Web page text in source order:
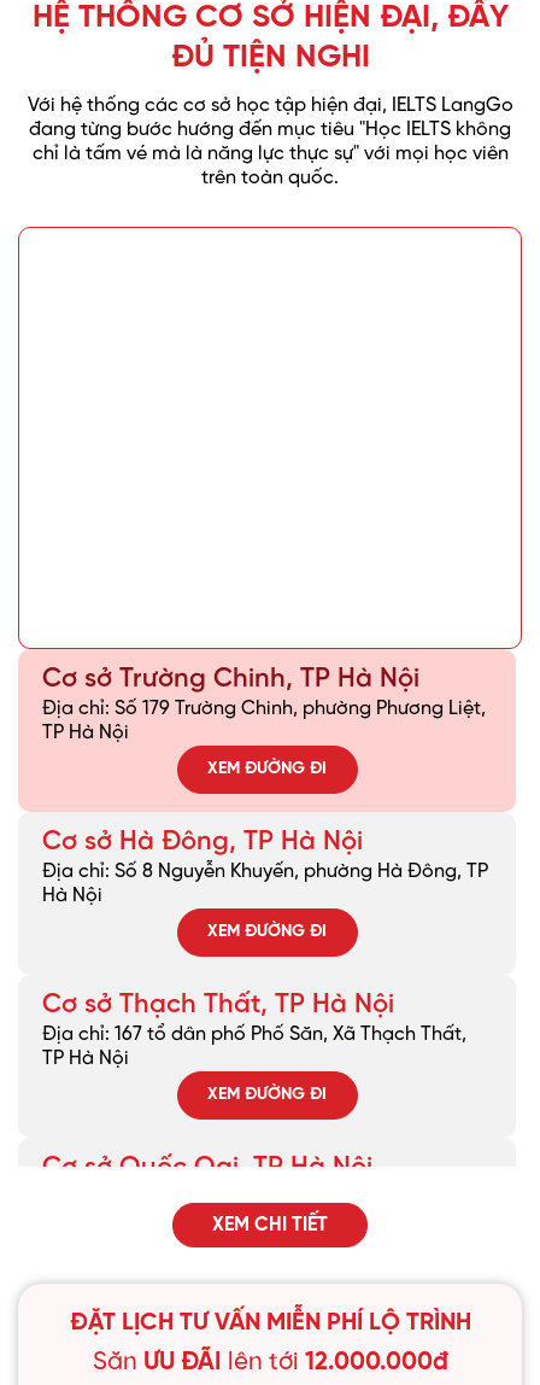
HỆ THỐNG CƠ SỞ HIỆN ĐẠI, ĐẦY
ĐỦ TIỆN NGHI
Với hệ thống các cơ sở học tập hiện đại, IELTS LangGo
đang từng bước hướng đến mục tiêu "Học IELTS không
chỉ là tấm vé mà là năng lực thực sự" với mọi học viên
trên toàn quốc.
Cơ sở Trường Chinh, TP Hà Nội
Địa chỉ: Số 179 Trường Chinh, phường Phương Liệt,
TP Hà Nội
XEM ĐƯỜNG ĐI
Cơ sở Hà Đông, TP Hà Nội
Địa chỉ: Số 8 Nguyễn Khuyến, phường Hà Đông, TP
Hà Nội
XEM ĐƯỜNG ĐI
Cơ sở Thạch Thất, TP Hà Nội
Địa chỉ: 167 tổ dân phố Phố Săn, Xã Thạch Thất,
TP Hà Nội
XEM ĐƯỜNG ĐI
Cơ sở Quốc Oai, TP Hà Nội
Cơ sở Bắc Ninh
Địa chỉ: Tòa Châu Coffee, xã Tiên Du, Bắc Ninh
XEM CHI TIẾT
ĐẶT LỊCH TƯ VẤN MIỄN PHÍ LỘ TRÌNH
Săn ƯU ĐÃI lên tới 12.000.000đ